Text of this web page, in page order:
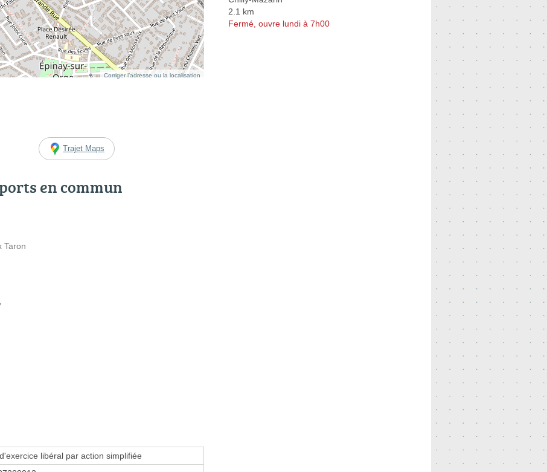
Corriger l’adresse ou la localisation
Trajet Maps
en commun
Taron
libéral par action simplifiée
2.1 km
Fermé, ouvre lundi à 7h00